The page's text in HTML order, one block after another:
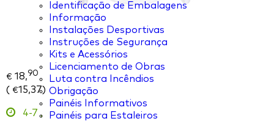
Identificação de Embalagens
Informação
Instalações Desportivas
Instruções de Segurança
Kits e Acessórios
Licenciamento de Obras
Luta contra Incêndios
Obrigação
Painéis Informativos
Painéis para Estaleiros
€ 18,90
( €15,37)
4-7,